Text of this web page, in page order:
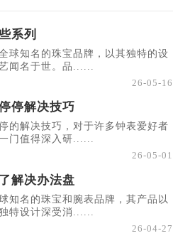
系列
球知名的珠宝品牌，以其独特的设
闻名于世。品......
26-05-16
停解决技巧
的解决技巧，对于许多钟表爱好者
门值得深入研......
26-05-01
解决办法盘
知名的珠宝和腕表品牌，其产品以
特设计深受消......
26-04-27